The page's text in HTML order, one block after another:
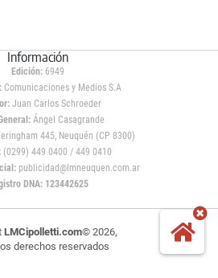
Información
Edición: 6949
Comunicaciones y Medios S.A
Juan Carlos Schroeder
Ángel Casagrande
445, Neuquén (CP 8300)
(0299) 449 0400 / 449 0410
publicidad@lmneuquen.com.ar
DNA: 123442625
LMCipolletti.com© 2026,
derechos reservados